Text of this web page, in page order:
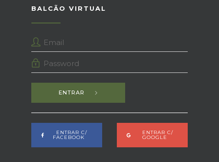
BALCÃO VIRTUAL
ENTRAR
ENTRAR C/
FACEBOOK
ENTRAR C/
GOOGLE